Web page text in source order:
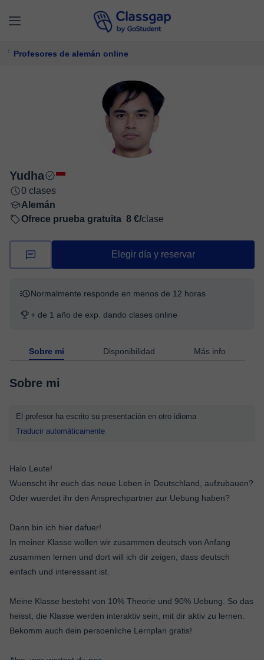
Profesores de alemán online
Yudha
0 clases
Alemán
Ofrece prueba gratuita 8 €/clase
Elegir día y reservar
Normalmente responde en menos de 12 horas
+ de 1 año de exp. dando clases online
Sobre mi Disponibilidad Más info
Sobre mi
El profesor ha escrito su presentación en otro idioma
Traducir automáticamente
Halo Leute!
Wuenscht ihr euch das neue Leben in Deutschland, aufzubauen?
Oder wuerdet ihr den Ansprechpartner zur Uebung haben?
Dann bin ich hier dafuer!
In meiner Klasse wollen wir zusammen deutsch von Anfang
zusammen lernen und dort will ich dir zeigen, dass deutsch
einfach und interessant ist.
Meine Klasse besteht von 10% Theorie und 90% Uebung. So das
heisst, die Klasse werden interaktiv sein, mit dir aktiv zu lernen.
Bekomm auch dein persoenliche Lernplan gratis!